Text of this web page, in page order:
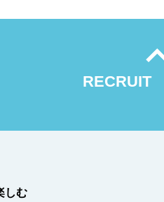
RECRUIT
しむ